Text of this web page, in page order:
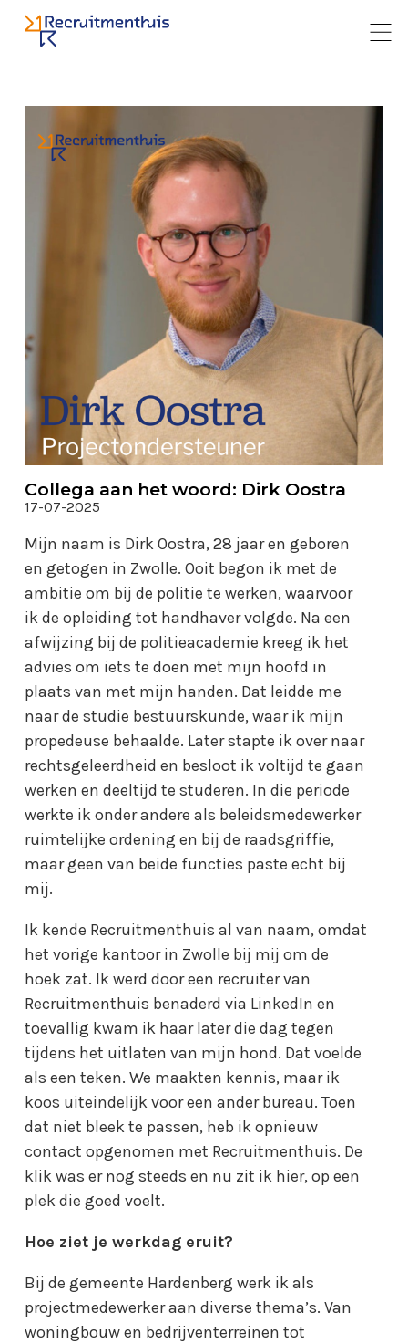
Collega aan het woord: Dirk Oostra
17-07-2025
Mijn naam is Dirk Oostra, 28 jaar en geboren
en getogen in Zwolle. Ooit begon ik met de
ambitie om bij de politie te werken, waarvoor
ik de opleiding tot handhaver volgde. Na een
afwijzing bij de politieacademie kreeg ik het
advies om iets te doen met mijn hoofd in
plaats van met mijn handen. Dat leidde me
naar de studie bestuurskunde, waar ik mijn
propedeuse behaalde. Later stapte ik over naar
rechtsgeleerdheid en besloot ik voltijd te gaan
werken en deeltijd te studeren. In die periode
werkte ik onder andere als beleidsmedewerker
ruimtelijke ordening en bij de raadsgriffie,
maar geen van beide functies paste echt bij
mij.
Ik kende Recruitmenthuis al van naam, omdat
het vorige kantoor in Zwolle bij mij om de
hoek zat. Ik werd door een recruiter van
Recruitmenthuis benaderd via LinkedIn en
toevallig kwam ik haar later die dag tegen
tijdens het uitlaten van mijn hond. Dat voelde
als een teken. We maakten kennis, maar ik
koos uiteindelijk voor een ander bureau. Toen
dat niet bleek te passen, heb ik opnieuw
contact opgenomen met Recruitmenthuis. De
klik was er nog steeds en nu zit ik hier, op een
plek die goed voelt.
Hoe ziet je werkdag eruit?
Bij de gemeente Hardenberg werk ik als
projectmedewerker aan diverse thema’s. Van
woningbouw en bedrijventerreinen tot